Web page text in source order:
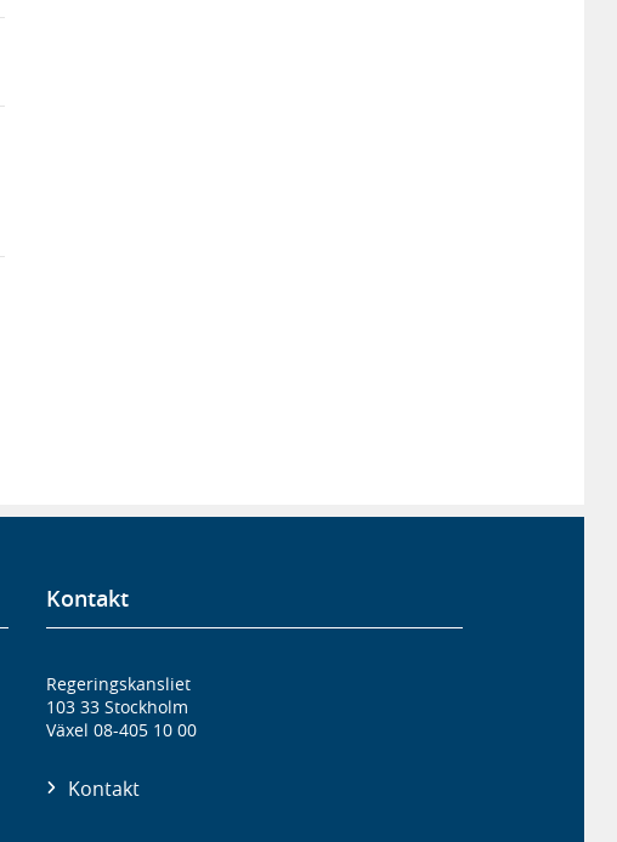
Kontakt
Regeringskansliet
103 33 Stockholm
Växel 08-405 10 00
Kontakt